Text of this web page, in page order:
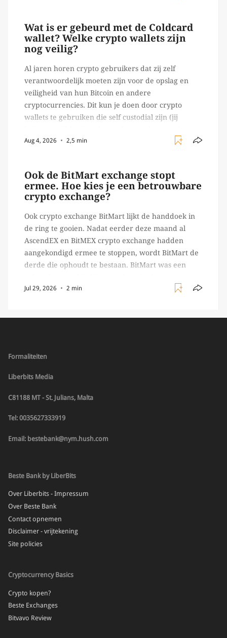
Wat is er gebeurd met de Coldcard
wallet? Welke crypto wallets zijn
nog veilig?
Al jaren horen crypto gebruikers dat zij zelf
verantwoordelijk moeten zijn voor de opslag en
veiligheid van hun Bitcoin en andere
cryptocurrencies. Dit kun je doen door crypto
wallets te gebruiken die self custodial zijn (jij
Ledger of Trezor bijvoorbeeld. Echter, op 29 juli
Aug 4, 2026 2,5 min
Ook de BitMart exchange stopt
ermee. Hoe kies je een betrouwbare
crypto exchange?
Ook crypto exchange BitMart lijkt de handdoek in
de ring te gooien. Nadat eerder deze maand al
AscendEX en BitMEX crypto exchange hadden
aangekondigd ermee te stoppen, wordt BitMart de
derde die ophoudt te bestaan. BitMart was een
crypto handelaren terecht konden om te handelen
Jul 29, 2026 2 min
Formaliteiten
Liberbits Media
C81188 MT - St. Julians, Malta
Tel: 0035627333919
Email: bestebank@nym.hush.com
Beste Bank by LiberBits
Over Liberbits - Impressum
Over Beste Bank
Contact opnemen
Disclaimer - vrijtekening
Site policies
Cryptocurrency Basics
Crypto kopen?
Beste Exchanges
Bitvavo Review